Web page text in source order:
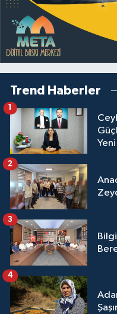
Trend Haberler
1
2
3
4